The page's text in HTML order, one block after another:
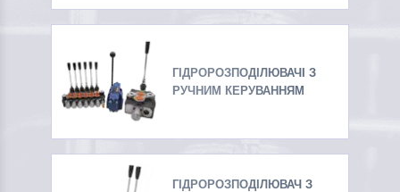
ГІДРОРОЗПОДІЛЮВАЧІ З
РУЧНИМ КЕРУВАННЯМ
ГІДРОРОЗПОДІЛЮВАЧ З